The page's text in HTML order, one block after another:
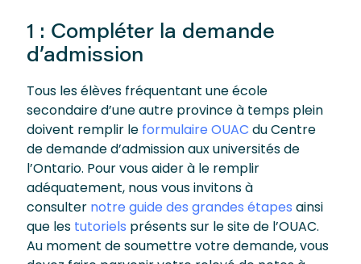
1 : Compléter la demande
d’admission
Tous les élèves fréquentant une école
secondaire d’une autre province à temps plein
doivent remplir le formulaire OUAC du Centre
de demande d’admission aux universités de
l’Ontario. Pour vous aider à le remplir
adéquatement, nous vous invitons à
consulter notre guide des grandes étapes ainsi
que les tutoriels présents sur le site de l’OUAC.
Au moment de soumettre votre demande, vous